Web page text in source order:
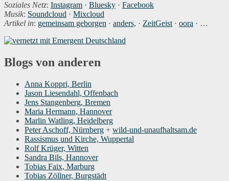
Soziales Netz: Instagram · Bluesky · Facebook
Musik: Soundcloud · Mixcloud
Artikel in: gemeinsam geborgen · anders, · ZeitGeist· oora · …
Blogs von anderen
Anna Koppri, Berlin
Jason Liesendahl, Offenbach
Jens Stangenberg, Bremen
Maria Hermann, Hannover
Marlin Watling, Heidelberg
Peter Aschoff, Nürnberg + wild-und-unaufhaltsam.de
Rassismus und Kirche, Wuppertal
Rolf Krüger, Witten
Sandra Bils, Hannover
Tobias Faix, Marburg
Tobias Zöllner, Burgstädt